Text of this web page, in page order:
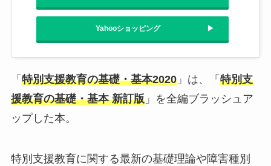
Yahooショッピング
「 特別支援教育の基礎・基本2020」は、「 特別支
援教育の基礎・基本 新訂版」を全編ブラッシュア
ップした本。
特別支援教育に関する最新の基礎理論や障害種別